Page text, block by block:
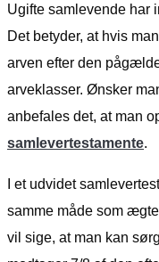
Ugifte samlevende har
Det betyder, at hvis
arven efter den
arveklasser. Ønsker
anbefales det, at man
samlevertestamente.
I et udvidet
samme måde som
vil sige, at man kan